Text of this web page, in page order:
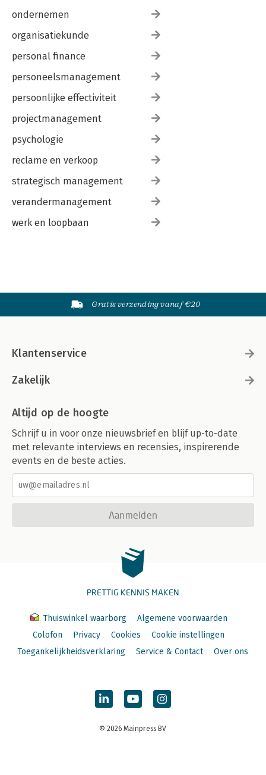
ondernemen
organisatiekunde
personal finance
personeelsmanagement
persoonlijke effectiviteit
projectmanagement
psychologie
reclame en verkoop
strategisch management
verandermanagement
werk en loopbaan
Gratis verzending vanaf €20
Klantenservice
Zakelijk
Altijd op de hoogte
Schrijf u in voor onze nieuwsbrief en blijf up-to-date
met relevante interviews en recensies, inspirerende
events en de beste acties.
Aanmelden
PRETTIG KENNIS MAKEN
Thuiswinkel waarborg
Algemene voorwaarden
Colofon
Privacy Cookies
Cookie instellingen
Toegankelijkheidsverklaring
Service & Contact Over ons
© 2026 Mainpress BV